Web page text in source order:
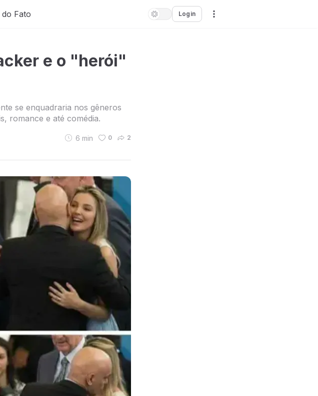
Fato Login
e o "herói"
se enquadraria nos gêneros
romance e até comédia.
6 min 0 2